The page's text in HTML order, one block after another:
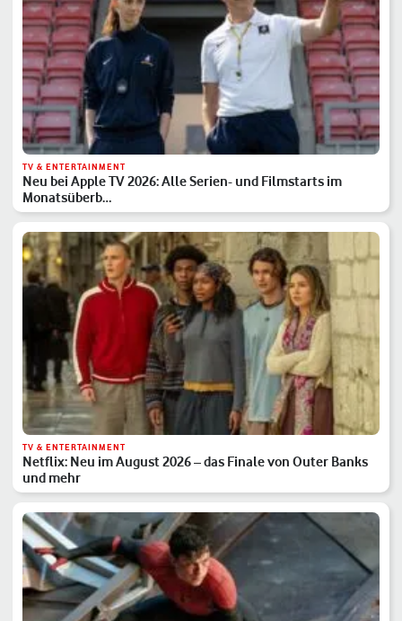
TV & ENTERTAINMENT
Neu bei Apple TV 2026: Alle Serien- und Filmstarts im
Monatsüberb…
TV & ENTERTAINMENT
Netflix: Neu im August 2026 – das Finale von Outer Banks
und mehr